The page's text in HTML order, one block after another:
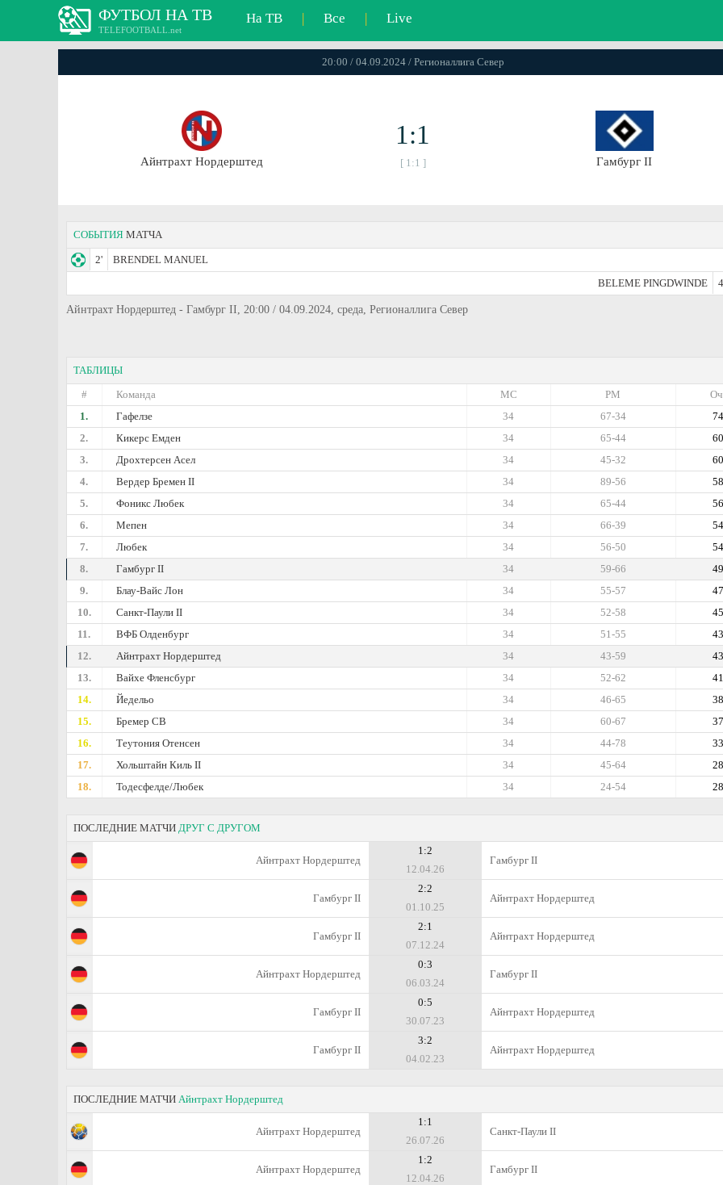
ФУТБОЛ НА ТВ
TELEFOOTBALL.net
На ТВ | Все | Live
20:00 / 04.09.2024 / Регионаллига Север
Айнтрахт Нордерштед
1:1
[ 1:1 ] Гамбург II
СОБЫТИЯ МАТЧА
2'
BRENDEL MANUEL
BELEME PINGDWINDE
Айнтрахт Нордерштед - Гамбург II, 20:00 / 04.09.2024, среда, Регионаллига Север
ТАБЛИЦЫ
#
Команда РМ
МС
1.
Гафелзе 74
67-34
34
2.
Кикерс Емден 60
65-44
34
3.
Дрохтерсен Асел 60
45-32
34
4.
Вердер Бремен II 58
89-56
34
5.
Фоникс Любек 56
65-44
34
6.
Mепен 54
66-39
34
7.
Любек 54
56-50
34
8.
Гамбург II 49
59-66
34
9.
Блау-Вайс Лон 47
55-57
34
10.
Санкт-Паули II 45
52-58
34
11.
ВФБ Олденбург 43
51-55
34
12.
Айнтрахт Нордерштед 43
43-59
34
13.
Вайхе Фленсбург 41
52-62
34
14.
Йедельо 38
46-65
34
15.
Бремер СВ 37
60-67
34
16.
Теутония Отенсен 33
44-78
34
17.
Хольштайн Киль II 28
45-64
34
18.
Тодесфелде/Любек 28
24-54
34
ПОСЛЕДНИЕ МАТЧИ ДРУГ С ДРУГОМ
Айнтрахт Нордерштед
1:2
12.04.26
Гамбург II
Гамбург II
2:2
01.10.25
Айнтрахт Нордерштед
Гамбург II
2:1
07.12.24
Айнтрахт Нордерштед
Айнтрахт Нордерштед
0:3
06.03.24
Гамбург II
Гамбург II
0:5
30.07.23
Айнтрахт Нордерштед
Гамбург II
3:2
04.02.23
Айнтрахт Нордерштед
ПОСЛЕДНИЕ МАТЧИ Айнтрахт Нордерштед
Айнтрахт Нордерштед
1:1
26.07.26
Санкт-Паули II
Айнтрахт Нордерштед
1:2
12.04.26
Гамбург II